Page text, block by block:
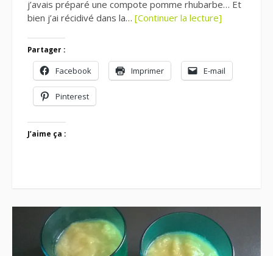
j’avais préparé une compote pomme rhubarbe… Et
bien j’ai récidivé dans la… [Continuer la lecture]
Partager :
Facebook Imprimer E-mail
Pinterest
J’aime ça :